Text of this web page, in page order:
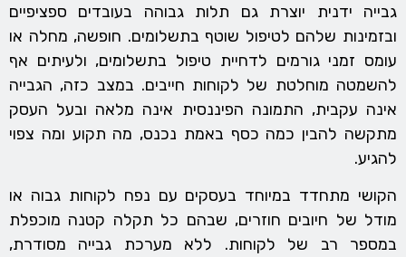
גבייה ידנית יוצרת גם תלות גבוהה בעובדים ספציפיים
ובזמינות שלהם לטיפול שוטף בתשלומים. חופשה, מחלה או
עומס זמני גורמים לדחיית טיפול בתשלומים, ולעיתים אף
להשמטה מוחלטת של לקוחות חייבים. במצב כזה, הגבייה
אינה עקבית, התמונה הפיננסית אינה מלאה ובעל העסק
מתקשה להבין כמה כסף באמת נכנס, מה תקוע ומה צפוי
להגיע.
הקושי מתחדד במיוחד בעסקים עם נפח לקוחות גבוה או
מודל של חיובים חוזרים, שבהם כל תקלה קטנה מוכפלת
במספר רב של לקוחות. ללא מערכת גבייה מסודרת,